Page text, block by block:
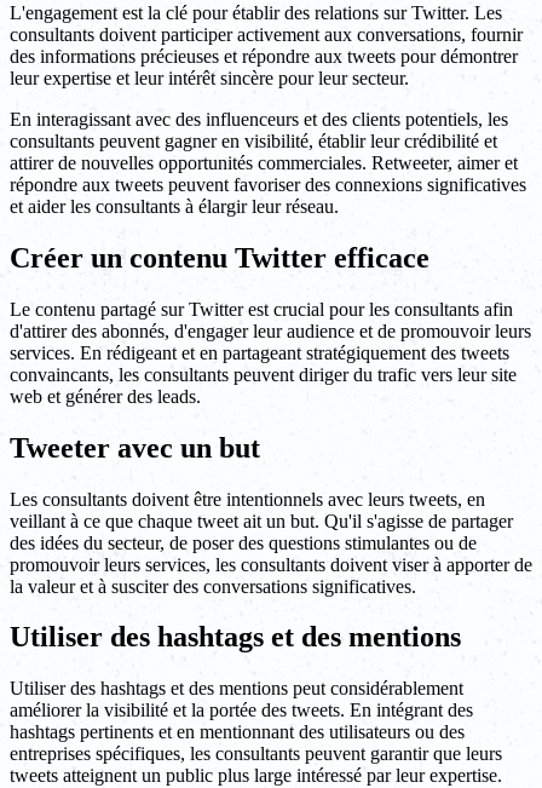
L'engagement est la clé pour établir des relations sur Twitter. Les
consultants doivent participer activement aux conversations, fournir
des informations précieuses et répondre aux tweets pour démontrer
leur expertise et leur intérêt sincère pour leur secteur.
En interagissant avec des influenceurs et des clients potentiels, les
consultants peuvent gagner en visibilité, établir leur crédibilité et
attirer de nouvelles opportunités commerciales. Retweeter, aimer et
répondre aux tweets peuvent favoriser des connexions significatives
et aider les consultants à élargir leur réseau.
Créer un contenu Twitter efficace
Le contenu partagé sur Twitter est crucial pour les consultants afin
d'attirer des abonnés, d'engager leur audience et de promouvoir leurs
services. En rédigeant et en partageant stratégiquement des tweets
convaincants, les consultants peuvent diriger du trafic vers leur site
web et générer des leads.
Tweeter avec un but
Les consultants doivent être intentionnels avec leurs tweets, en
veillant à ce que chaque tweet ait un but. Qu'il s'agisse de partager
des idées du secteur, de poser des questions stimulantes ou de
promouvoir leurs services, les consultants doivent viser à apporter de
la valeur et à susciter des conversations significatives.
Utiliser des hashtags et des mentions
Utiliser des hashtags et des mentions peut considérablement
améliorer la visibilité et la portée des tweets. En intégrant des
hashtags pertinents et en mentionnant des utilisateurs ou des
entreprises spécifiques, les consultants peuvent garantir que leurs
tweets atteignent un public plus large intéressé par leur expertise.